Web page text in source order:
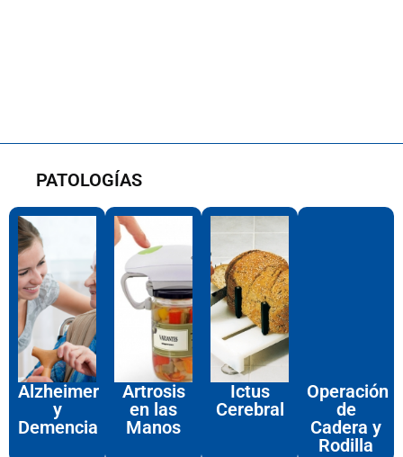
PATOLOGÍAS
Alzheimer
y
Demencia
Artrosis
en las
Manos
Ictus
Cerebral
Operación
de
Cadera y
Rodilla